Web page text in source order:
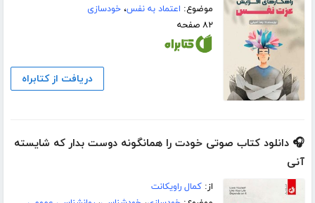
موضوع: اعتماد به نفس،خودسازی
۸۲ صفحه
دریافت از کتابراه
🎧 دانلود کتاب صوتی خودت را همانگونه دوست بدار که شایسته
آنی
از:کمال راویکانت